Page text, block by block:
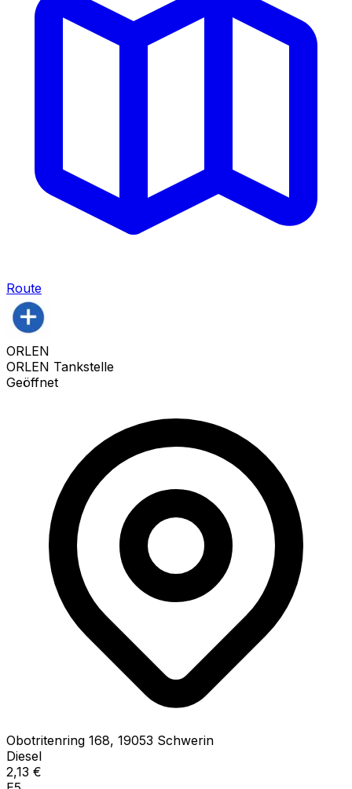
Route
ORLEN
ORLEN Tankstelle
Geöffnet
Obotritenring 168, 19053 Schwerin
Diesel
2,13 €